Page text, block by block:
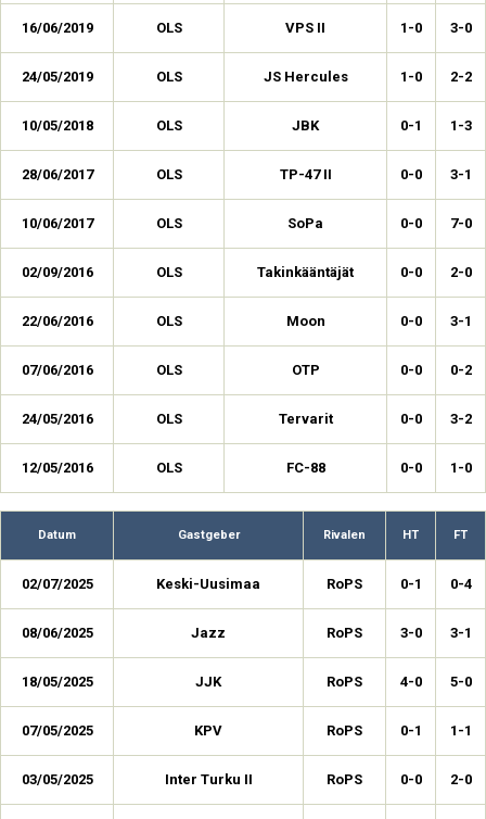
16/06/2019 OLS VPS II 1-0 3-0
24/05/2019 OLS JS Hercules 1-0 2-2
10/05/2018 OLS JBK 0-1 1-3
28/06/2017 OLS TP-47 II 0-0 3-1
10/06/2017 OLS SoPa 0-0 7-0
02/09/2016 OLS Takinkääntäjät 0-0 2-0
22/06/2016 OLS Moon 0-0 3-1
07/06/2016 OLS OTP 0-0 0-2
24/05/2016 OLS Tervarit 0-0 3-2
12/05/2016 OLS FC-88 0-0 1-0
Datum Gastgeber Rivalen HT FT
02/07/2025 Keski-Uusimaa RoPS 0-1 0-4
08/06/2025 Jazz RoPS 3-0 3-1
18/05/2025 JJK RoPS 4-0 5-0
07/05/2025 KPV RoPS 0-1 1-1
03/05/2025 Inter Turku II RoPS 0-0 2-0